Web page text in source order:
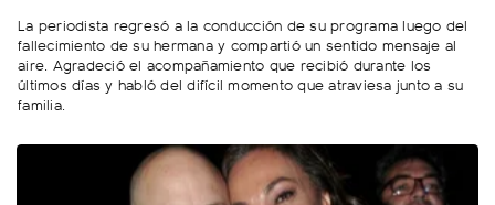
La periodista regresó a la conducción de su programa luego del
fallecimiento de su hermana y compartió un sentido mensaje al
aire. Agradeció el acompañamiento que recibió durante los
últimos días y habló del difícil momento que atraviesa junto a su
familia.